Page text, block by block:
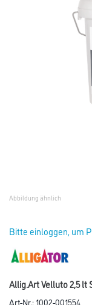
Abbildung ähnlich
Bitte einloggen, um
Allig.Art Velluto 2,5 lt
Art-Nr.:1002-001554